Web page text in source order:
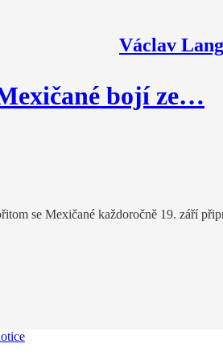
Václav
bojí ze…
se Mexičané každoročně 19. září